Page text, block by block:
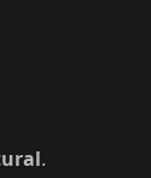
.